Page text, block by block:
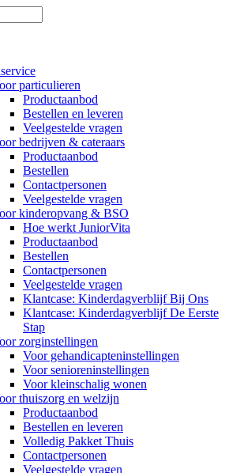
particulieren
Productaanbod
Bestellen en leveren
Veelgestelde vragen
bedrijven & cateraars
Productaanbod
Bestellen
Contactpersonen
Veelgestelde vragen
kinderopvang & BSO
Hoe werkt JuniorVita
Productaanbod
Bestellen
Contactpersonen
Veelgestelde vragen
Klantcase: Kinderdagverblijf Bij Ons
Klantcase: Kinderdagverblijf De Eerste
Stap
zorginstellingen
Voor gehandicapteninstellingen
Voor senioreninstellingen
Voor kleinschalig wonen
thuiszorg en welzijn
Productaanbod
Bestellen en leveren
Volledig Pakket Thuis
Contactpersonen
Veelgestelde vragen